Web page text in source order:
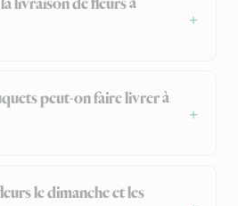
livraison de fleurs à
peut-on faire livrer à
le dimanche et les